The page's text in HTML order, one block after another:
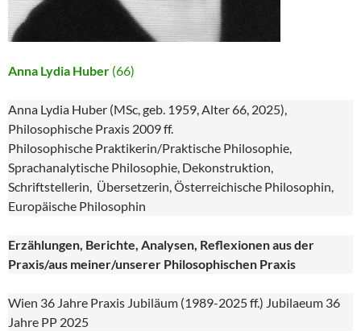
Anna Lydia Huber (66)
Anna Lydia Huber (MSc, geb. 1959, Alter 66, 2025),
Philosophische Praxis 2009 ff.
Philosophische Praktikerin/Praktische Philosophie,
Sprachanalytische Philosophie, Dekonstruktion,
Schriftstellerin, Übersetzerin, Österreichische Philosophin,
Europäische Philosophin
Erzählungen, Berichte, Analysen, Reflexionen aus der
Praxis/aus meiner/unserer Philosophischen Praxis
Wien 36 Jahre Praxis Jubiläum (1989-2025 ff.) Jubilaeum 36
Jahre PP 2025